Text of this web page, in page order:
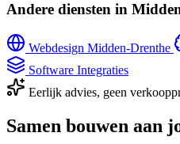
Andere diensten in
Webdesign Midden-Drenthe
Software Integraties
Eerlijk advies, geen
Samen bouwen aan